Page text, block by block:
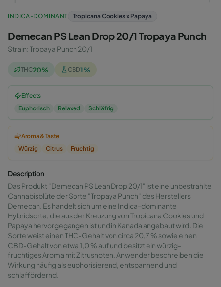
INDICA-DOMINANT Tropicana Cookies x Papaya
Demecan PS Lean Drop 20/1 Tropaya Punch
Strain:Tropaya Punch 20/1
THC20% CBD1%
Effects
Euphorisch
Relaxed Schläfrig
Aroma & Taste
Würzig
Citrus Fruchtig
Description
Das Produkt "Demecan PS Lean Drop 20/1" ist eine unbestrahlte
Cannabisblüte der Sorte "Tropaya Punch" des Herstellers
Demecan. Es handelt sich um eine Indica-dominante
Hybridsorte, die aus der Kreuzung von Tropicana Cookies und
Papaya hervorgegangen ist und in Kanada angebaut wird. Die
Sorte weist einen THC-Gehalt von circa 20,7 % sowie einen
CBD-Gehalt von etwa 1,0 % auf und besitzt ein würzig-
fruchtiges Aroma mit Zitrusnoten. Anwender beschreiben die
Wirkung häufig als euphorisierend, entspannend und
schlaffördernd.